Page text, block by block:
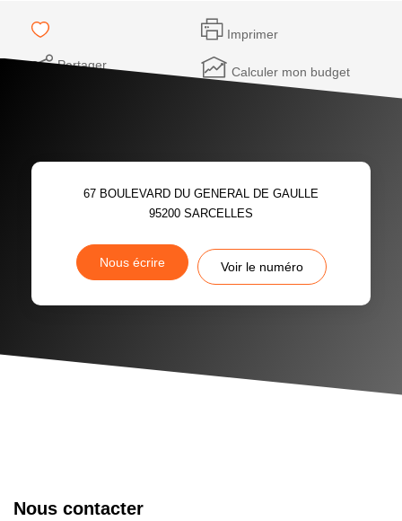
Imprimer
Partager Calculer mon budget
67 BOULEVARD DU GENERAL DE GAULLE
95200 SARCELLES
Nous écrire Voir le numéro
Nous contacter